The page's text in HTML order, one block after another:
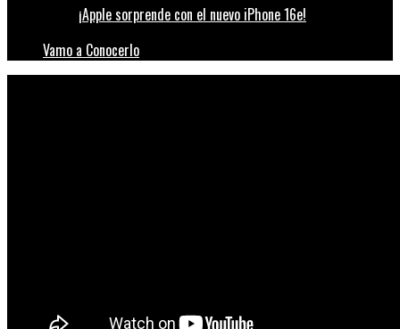
¡Apple sorprende con el nuevo iPhone 16e!
Vamo a Conocerlo